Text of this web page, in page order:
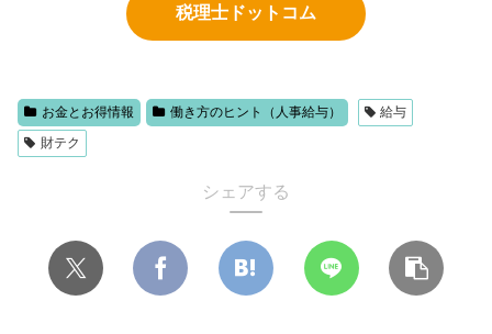
税理士ドットコム
お金とお得情報 働き方のヒント（人事給与）
給与
財テク
シェアする